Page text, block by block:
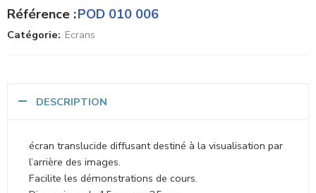
Référence :POD 010 006
Catégorie: Ecrans
DESCRIPTION
écran translucide diffusant destiné à la visualisation par
l’arrière des images.
Facilite les démonstrations de cours.